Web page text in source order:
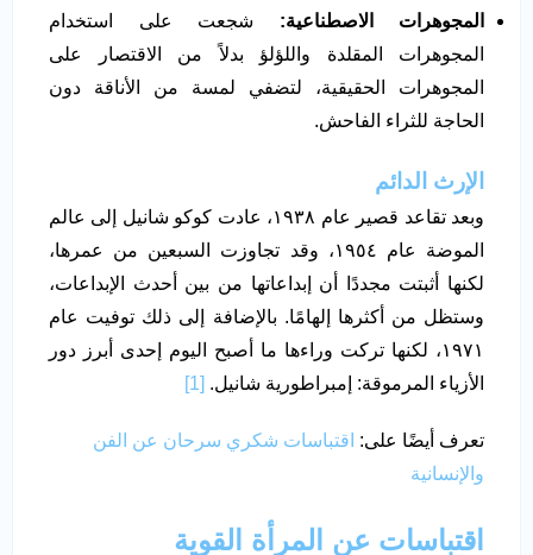
المجوهرات الاصطناعية: شجعت على استخدام
المجوهرات المقلدة واللؤلؤ بدلاً من الاقتصار على
المجوهرات الحقيقية، لتضفي لمسة من الأناقة دون
الحاجة للثراء الفاحش.
الإرث الدائم
وبعد تقاعد قصير عام ١٩٣٨، عادت كوكو شانيل إلى عالم
الموضة عام ١٩٥٤، وقد تجاوزت السبعين من عمرها،
لكنها أثبتت مجددًا أن إبداعاتها من بين أحدث الإبداعات،
وستظل من أكثرها إلهامًا. بالإضافة إلى ذلك توفيت عام
١٩٧١، لكنها تركت وراءها ما أصبح اليوم إحدى أبرز دور
الأزياء المرموقة: إمبراطورية شانيل. [1]
تعرف أيضًا على: اقتباسات شكري سرحان عن الفن
والإنسانية
اقتباسات عن المرأة القوية